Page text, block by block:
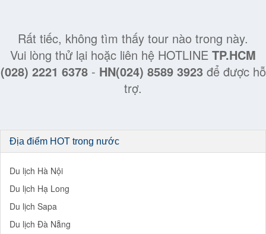
Rất tiếc, không tìm thấy tour nào trong này.
Vui lòng thử lại hoặc liên hệ HOTLINE TP.HCM
(028) 2221 6378- HN(024) 8589 3923để được hỗ
trợ.
Địa điểm HOT trong nước
Du lịch Hà Nội
Du lịch Hạ Long
Du lịch Sapa
Du lịch Đà Nẵng